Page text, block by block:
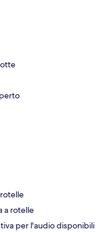
a rotelle
per l'audio disponibili